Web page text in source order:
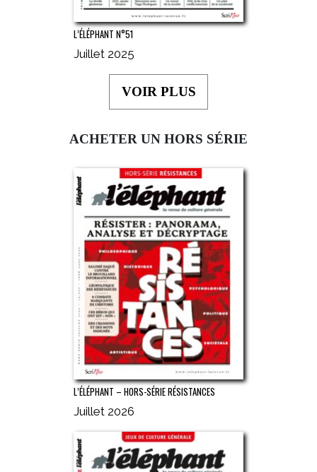
L’ÉLÉPHANT N°51
Juillet 2025
VOIR PLUS
ACHETER UN HORS SÉRIE
L’ÉLÉPHANT – HORS-SÉRIE RÉSISTANCES
Juillet 2026